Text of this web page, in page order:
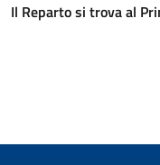
Il Reparto si trova al